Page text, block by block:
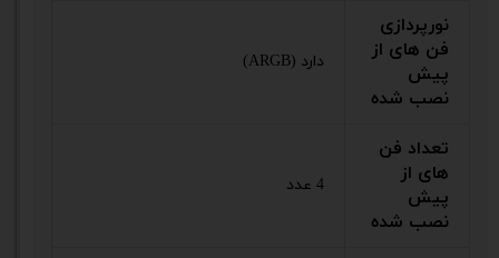
نورپردازی
فن های از
پیش
نصب شده
دارد (ARGB)
تعداد فن
های از
پیش
نصب شده
4 عدد